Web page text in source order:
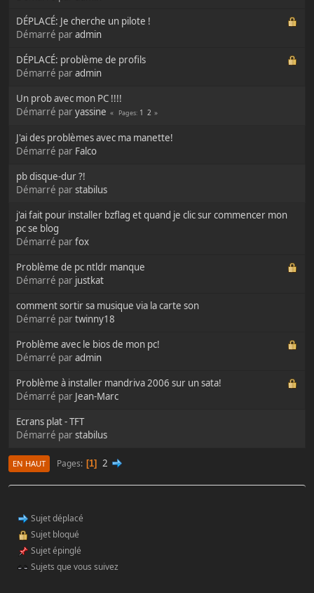
DÉPLACÉ: Je cherche un pilote !
Démarré paradmin
DÉPLACÉ: problème de profils
Démarré paradmin
Un prob avec mon PC !!!!
Démarré paryassine Pages 1 2
J'ai des problèmes avec ma manette!
Démarré par Falco
pb disque-dur ?!
Démarré parstabilus
j'ai fait pour installer bzflag et quand je clic sur commencer mon
pc se blog
Démarré parfox
Problème de pc ntldr manque
Démarré par justkat
comment sortir sa musique via la carte son
Démarré partwinny18
Problème avec le bios de mon pc!
Démarré paradmin
Problème à installer mandriva 2006 sur un sata!
Démarré par Jean-Marc
Ecrans plat - TFT
Démarré parstabilus
EN HAUT Pages 1 2
Sujet déplacé
Sujet bloqué
Sujet épinglé
Sujets que vous suivez